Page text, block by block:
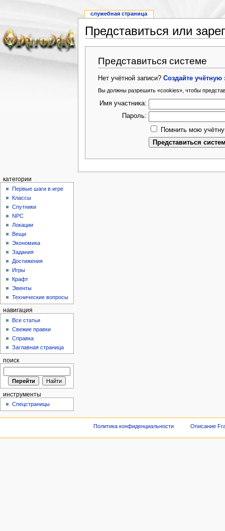
Представиться или
Представиться системе
Нет учётной записи?Создайте учётную
Вы должны разрешить «cookies», чтобы
Имя участника:
Пароль:
Помнить мою
служебная страница
категории
Первые шаги в игре
Классы
Спутники
NPC
Локации
Вещи
Экономика
Задания
Достижения
Игры
Крафт
Эвенты
Технические вопросы
навигация
Все статьи
Свежие правки
Справка
Заглавная страница
поиск
инструменты
Спецстраницы
Политика конфиденциальности Описание